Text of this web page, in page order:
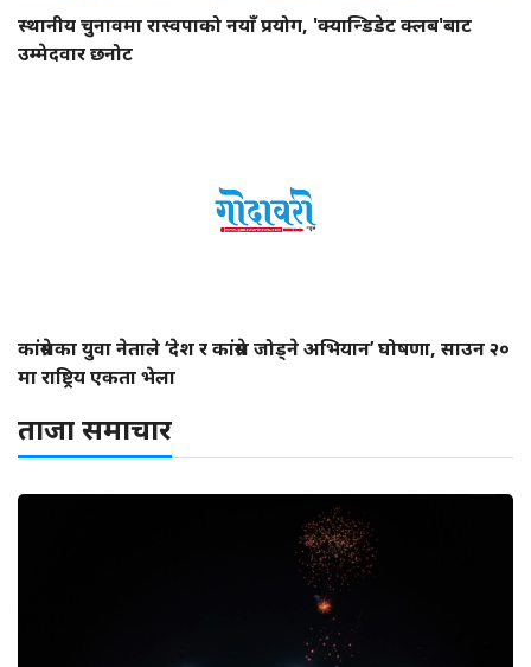
स्थानीय चुनावमा रास्वपाको नयाँ प्रयोग, 'क्यान्डिडेट क्लब'बाट
उम्मेदवार छनोट
कांग्रेसका युवा नेताले ‘देश र कांग्रेस जोड्ने अभियान’ घोषणा, साउन २०
मा राष्ट्रिय एकता भेला
ताजा समाचार